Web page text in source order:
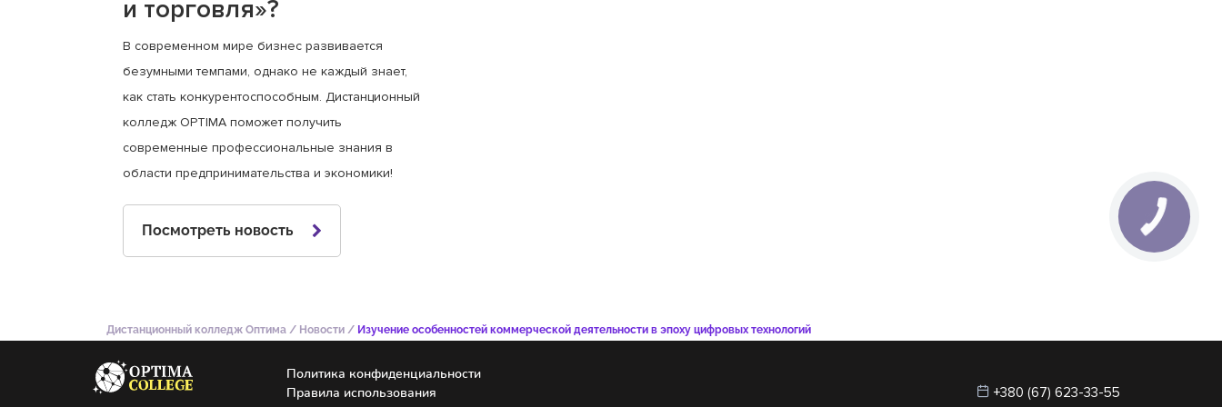
и торговля»?
В современном мире бизнес развивается
безумными темпами, однако не каждый знает,
как стать конкурентоспособным. Дистанционный
колледж OPTIMA поможет получить
современные профессиональные знания в
области предпринимательства и экономики!
Посмотреть новость
Дистанционный колледж Оптима / Новости / Изучение особенностей коммерческой деятельности в эпоху цифровых технологий
Политика конфиденциальности
Правила использования
+380 (67) 623-33-55